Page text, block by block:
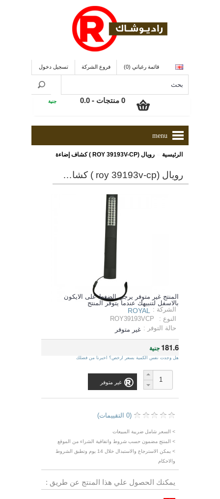
قائمة رغباتي (0) فروع الشركة تسجيل دخول
0 منتجات - 0.0 جنية
menu
الرئيسية رويال (ROY 39193V-CP ) كشاف إضاءة
رويال (roy 39193v-cp ) كشاف إضاءة
المنتج غير متوفر يرجي الضغط على الايكون
بالاسفل لتنبيهك عندما يتوفر المنتج
الشركة :
ROYAL
النوع :
ROY39193VCP
حالة التوفر : غير متوفر
181.6 جنية
هل وجدت نفس الكمية بسعر ارخص؟ اخبرنا من فضلك
غير متوفر
(0 التقييمات)
> السعر شامل ضريبة المبيعات
> المنتج مضمون حسب شروط واتفاقية الشراء من الموقع
> يمكن الاسترجاع والاستبدال خلال 14 يوم وتطبق الشروط
والاحكام
يمكنك الحصول علي هذا المنتج عن طريق :